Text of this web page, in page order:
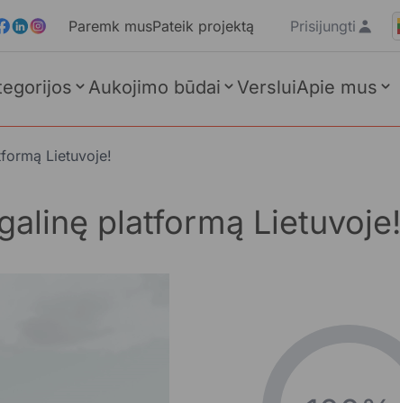
Paremk musPateik projektą Prisijungti
Aukojimo būdai VersluiApie mus
Lietuvoje!
platformą Lietuvoje!